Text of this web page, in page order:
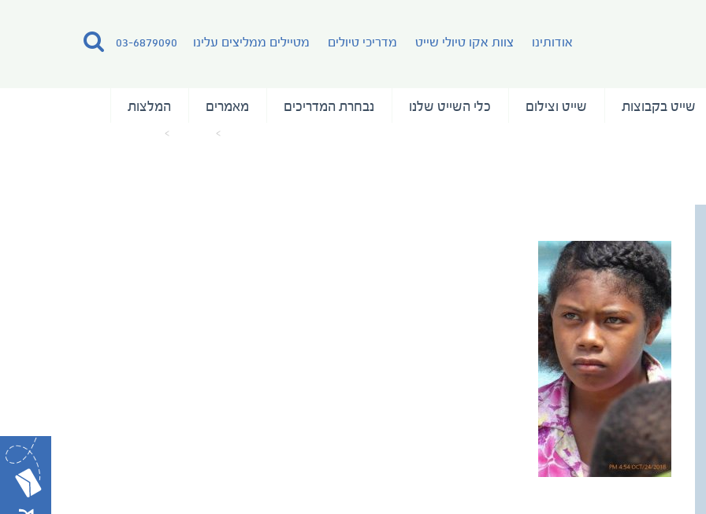
03-6879090 אודותינו צוות אקו טיולי שייט מדריכי טיולים מטיילים ממליצים עלינו
שייט בקבוצות שייט וצילום כלי השייט שלנו נבחרת המדריכים מאמרים המלצות